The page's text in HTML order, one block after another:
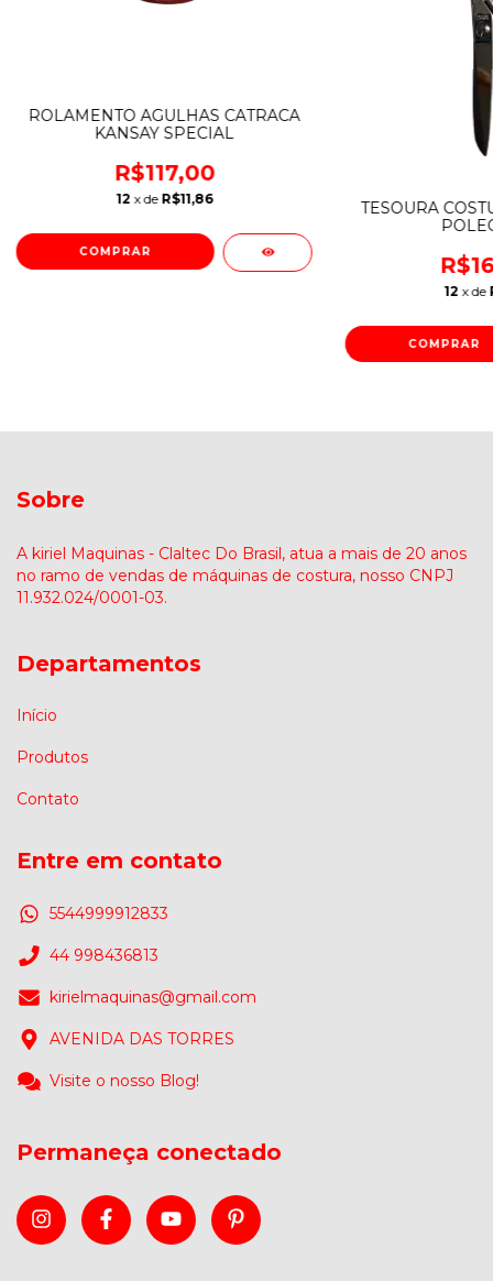
ROLAMENTO AGULHAS CATRACA
KANSAY SPECIAL
R$117,00
12 x de R$11,86
TESOURA
12 x de
Sobre
A kiriel Maquinas - Claltec Do Brasil, atua a mais de 20 anos
no ramo de vendas de máquinas de costura, nosso CNPJ
11.932.024/0001-03.
Departamentos
Início
Produtos
Contato
Entre em contato
5544999912833
44 998436813
kirielmaquinas@gmail.com
AVENIDA DAS TORRES
Visite o nosso Blog!
Permaneça conectado